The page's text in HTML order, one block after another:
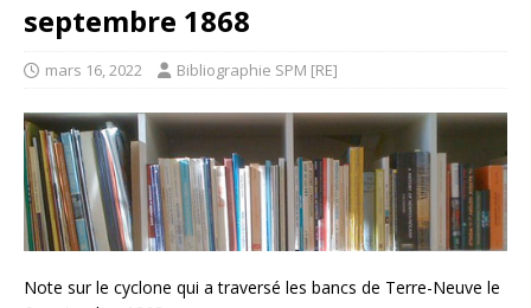
septembre 1868
mars 16, 2022 Bibliographie SPM [RE]
Note sur le cyclone qui a traversé les bancs de Terre-Neuve le